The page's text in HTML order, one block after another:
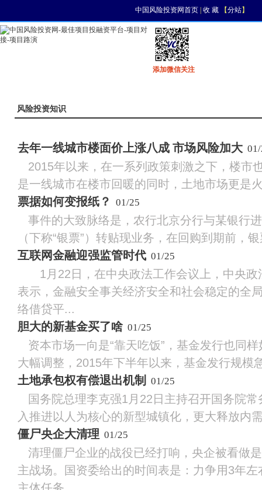
中国风险投资网首页| 收 藏【分站】
添加微信关注
风险投资知识
去年一线城市楼面价上涨八成 市场风险加大
2015年以来，在一系列政策刺激之下，楼市
是一线城市在楼市回暖的同时，土地市场更是
票据如何变报纸？
01/25
事件的大致脉络是，农行北京分行与某银行
（下称“银票”）转贴现业务，在回购到期前，
互联网金融迎强监管时代 01/25
1月22日，在中央政法工作会议上，中央政
表示，金融安全事关经济安全和社会稳定的全
络借贷平...
胆大的新基金买了啥01/25
资本市场一向是“靠天吃饭”，基金发行也同
大幅调整，2015年下半年以来，基金发行规模
土地承包权有偿退出机制
01/25
国务院总理李克强1月22日主持召开国务院常
入推进以人为核心的新型城镇化，更大释放内
僵尸央企大清理 01/25
清理僵尸企业的战役已经打响，央企被看做
主战场。国资委给出的时间表是：力争用3年